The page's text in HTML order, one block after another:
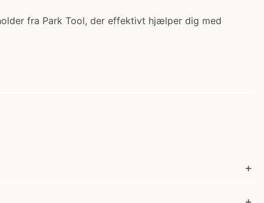
fra Park Tool, der effektivt hjælper dig med